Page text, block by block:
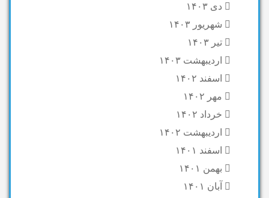
دی ۱۴۰۳
شهریور ۱۴۰۳
تیر ۱۴۰۳
اردیبهشت ۱۴۰۳
اسفند ۱۴۰۲
مهر ۱۴۰۲
خرداد ۱۴۰۲
اردیبهشت ۱۴۰۲
اسفند ۱۴۰۱
بهمن ۱۴۰۱
آبان ۱۴۰۱